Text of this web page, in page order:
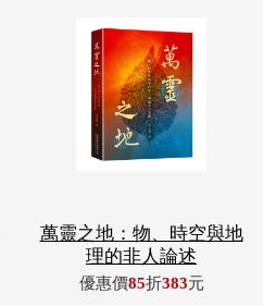
萬靈之地：物、時空與地
理的非人論述
優惠價85折383元